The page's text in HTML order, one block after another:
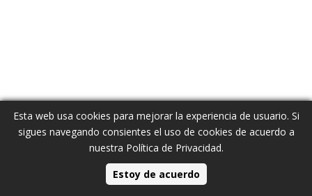
Esta web usa cookies para mejorar la experiencia de usuario. Si
sigues navegando consientes el uso de cookies de acuerdo a
nuestra Política de Privacidad.
Estoy de acuerdo